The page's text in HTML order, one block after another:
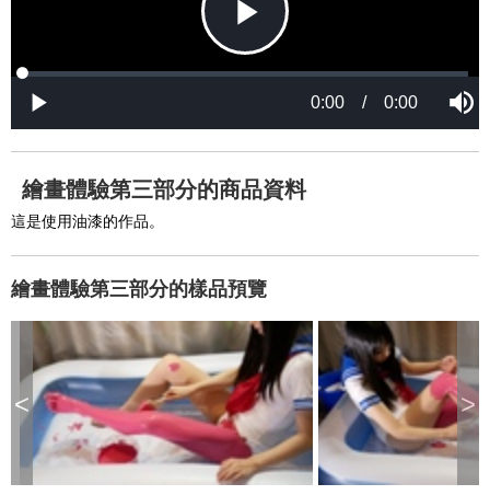
P
l
y
V
i
a
L
d
0
P
e
s
%
0:00 / 0:00
M
t
繪畫體驗第三部分的商品資料
這是使用油漆的作品。
繪畫體驗第三部分的樣品預覽
< >